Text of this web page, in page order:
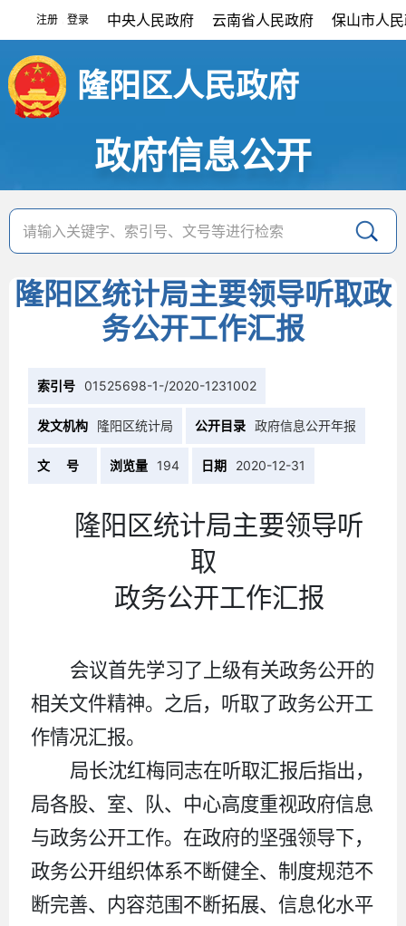
注册 登录 中央人民政府 云南省人民政府 保山市人
隆阳区人民政府
政府信息公开
隆阳区统计局主要领导听取政
务公开工作汇报
索引号 01525698-1-/2020-1231002
发文机构 隆阳区统计局 公开目录 政府信息公开年报
文 号 浏览量 194 日期 2020-12-31
隆阳区统计局主要领导听
取
政务公开工作汇报
会议首先学习了上级有关政务公开的
相关文件精神。之后，听取了政务公开工
作情况汇报。
局长沈红梅同志在听取汇报后指出，
局各股、室、队、中心高度重视政府信息
与政务公开工作。在政府的坚强领导下，
政务公开组织体系不断健全、制度规范不
断完善、内容范围不断拓展、信息化水平